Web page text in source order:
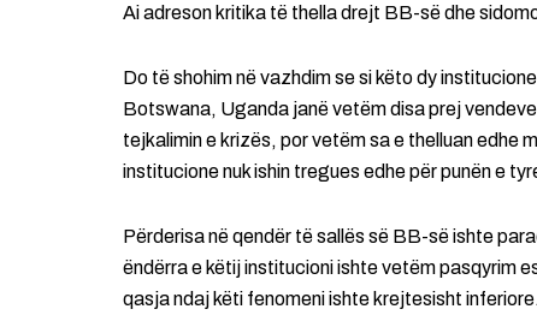
Ai adreson kritika të thella drejt BB-së dhe
Do të shohim në vazhdim se si këto dy
Botswana, Uganda janë vetëm disa prej
tejkalimin e krizës, por vetëm sa e thelluan edhe
institucione nuk ishin tregues edhe për punën e
Përderisa në qendër të sallës së BB-së ishte
ëndërra e këtij institucioni ishte vetëm pasqyrim
qasja ndaj këti fenomeni ishte krejtesisht inferiore.